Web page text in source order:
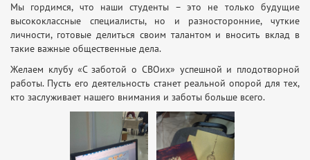
Мы гордимся, что наши студенты – это не только будущие
высококлассные специалисты, но и разносторонние, чуткие
личности, готовые делиться своим талантом и вносить вклад в
такие важные общественные дела.
Желаем клубу «С заботой о СВОих» успешной и плодотворной
работы. Пусть его деятельность станет реальной опорой для тех,
кто заслуживает нашего внимания и заботы больше всего.